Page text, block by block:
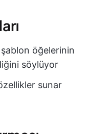
şablon öğelerinin
söylüyor
sunar